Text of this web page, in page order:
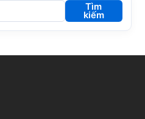
Tìm
kiếm